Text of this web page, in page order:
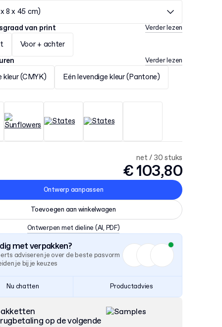
8 x 45 cm)
van print
Verder lezen
Voor + achter
Verder lezen
kleur (CMYK)
Eén levendige kleur (Pantone)
net / 30 stuks
€ 103,80
Ontwerp aanpassen
Ontwerpen met dieline (AI, PDF)
Toevoegen aan winkelwagen
met verpakken?
adviseren je over de beste pasvorm
je bij je keuzes
Nu chatten Productadvies
op de volgende